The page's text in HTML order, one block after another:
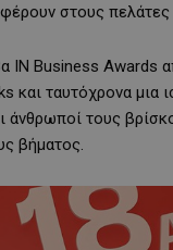
στους πελάτες
IN Business Awards
και ταυτόχρονα μια
άνθρωποί τους
βήματος.